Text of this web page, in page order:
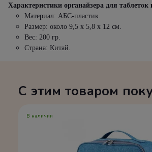
Характеристики органайзера для
Материал: АБС-пластик.
Размер: около 9,5 х 5,8 х 12 см.
Вес: 200 гр.
Страна: Китай.
С этим товаром
В наличии